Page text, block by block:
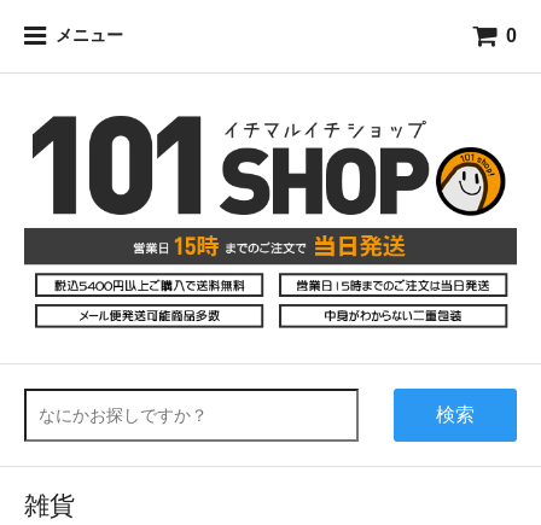
メニュー 0
検索
雑貨